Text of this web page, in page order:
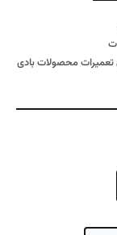
محصولات بادی